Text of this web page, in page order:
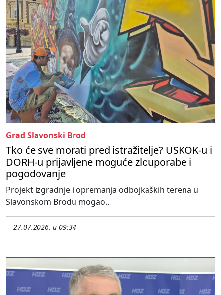
Grad Slavonski Brod
Tko će sve morati pred istražitelje? USKOK-u i
DORH-u prijavljene moguće zlouporabe i
pogodovanje
Projekt izgradnje i opremanja odbojkaških terena u
Slavonskom Brodu mogao...
27.07.2026. u 09:34